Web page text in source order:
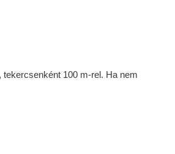
100 m-rel. Ha nem